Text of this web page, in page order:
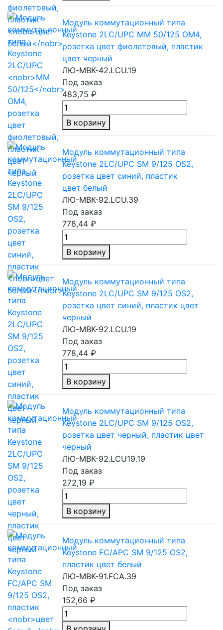
Модуль коммутационный типа
Keystone 2LC/UPC MM 50/125 ОМ4,
розетка цвет фиолетовый, пластик
цвет черный
ЛЮ-МВК-42.LCU.19
Под заказ
483,75 ₽
В корзину
Модуль коммутационный типа
Keystone 2LC/UPC SM 9/125 OS2,
розетка цвет синий, пластик
цвет белый
ЛЮ-МВК-92.LCU.39
Под заказ
778,44 ₽
В корзину
Модуль коммутационный типа
Keystone 2LC/UPC SM 9/125 OS2,
розетка цвет синий, пластик цвет
черный
ЛЮ-МВК-92.LCU.19
Под заказ
778,44 ₽
В корзину
Модуль коммутационный типа
Keystone 2LC/UPC SM 9/125 OS2,
розетка цвет черный, пластик цвет
черный
ЛЮ-МВК-92.LCU19.19
Под заказ
272,19 ₽
В корзину
Модуль коммутационный типа
Keystone FC/APC SM 9/125 OS2,
пластик цвет белый
ЛЮ-МВК-91.FCA.39
Под заказ
152,66 ₽